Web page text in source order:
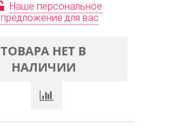
Наше персональное
предложение для вас
ТОВАРА НЕТ В
НАЛИЧИИ